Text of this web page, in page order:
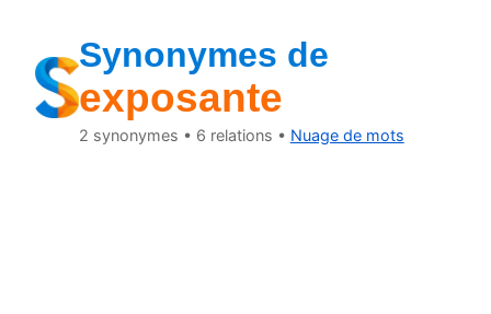
Synonymes de
exposante
2 synonymes • 6 relations • Nuage de mots